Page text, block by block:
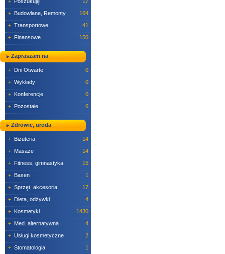
+ Budowlane, Remonty
164
+ Transportowe
41
+ Finansowe 150
Zapraszam na
+ Dni Otwarte
0
+ Wykłady
0
+ Konferencje
0
+ Pozostałe 6
Zdrowie, uroda
+ Biżuteria
14
+ Masaże
14
+ Fitness, gimnastyka
15
+ Basen
1
+ Sprzęt, akcesoria
17
+ Dieta, odżywki
4
+ Kosmetyki
1430
+ Med. alternatywna
4
+ Usługi kosmetyczne
2
+ Stomatologia
1